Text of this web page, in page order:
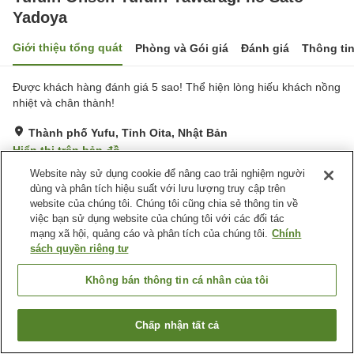
Yadoya
Giới thiệu tổng quát Phòng và Gói giá Đánh giá Thông
Được khách hàng đánh giá 5 sao! Thể hiện lòng hiếu khách nồng
nhiệt và chân thành!
Thành phố Yufu, Tỉnh Oita, Nhật Bản
Hiển thị trên bản đồ
Xuất sắc Đánh giá:64lượt
Tiện nghi chỗ nghỉ
Wi-Fi
Hoàn toàn không hút thuốc
Trang chủ Nhật Bản Tỉnh Oita
Thành phố Yufu
Tìm phòng trống
Website này sử dụng cookie để nâng cao trải nghiệm người
dùng và phân tích hiệu suất với lưu lượng truy cập trên
website của chúng tôi. Chúng tôi cũng chia sẻ thông tin về
việc bạn sử dụng website của chúng tôi với các đối tác
mạng xã hội, quảng cáo và phân tích của chúng tôi. Chính
sách quyền riêng tư
Không bán thông tin cá nhân của tôi
Chấp nhận tất cả